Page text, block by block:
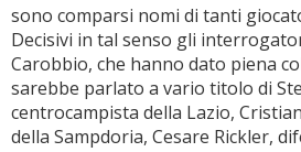
sono comparsi nomi di tanti
Decisivi in tal senso gli
Carobbio, che hanno dato piena
sarebbe parlato a vario titolo di
centrocampista della Lazio,
della Sampdoria, Cesare Rickler,